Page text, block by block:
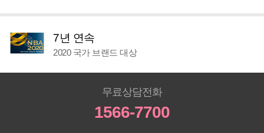
7년 연속
2020 국가 브랜드 대상
무료상담전화
1566-7700